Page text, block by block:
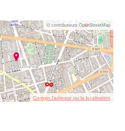
© contributeurs OpenStreetMap
Corriger l’adresse ou la localisation